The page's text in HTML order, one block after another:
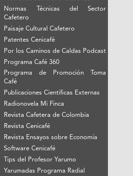
Normas Técnicas del Sector
Cafetero
Paisaje Cultural Cafetero
Patentes Cenicafé
Por los Caminos de Caldas Podcast
Programa Café 360
Programa de Promoción Toma
Café
Publicaciones Científicas Externas
Radionovela Mi Finca
Revista Cafetera de Colombia
Revista Cenicafé
Revista Ensayos sobre Economía
Software Cenicafé
Tips del Profesor Yarumo
Yarumadas Programa Radial